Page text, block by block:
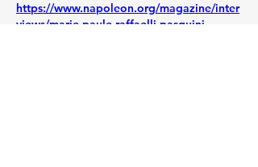
https://www.napoleon.org/magazine/inter
views/marie-paule-raffaelli-pasquini-